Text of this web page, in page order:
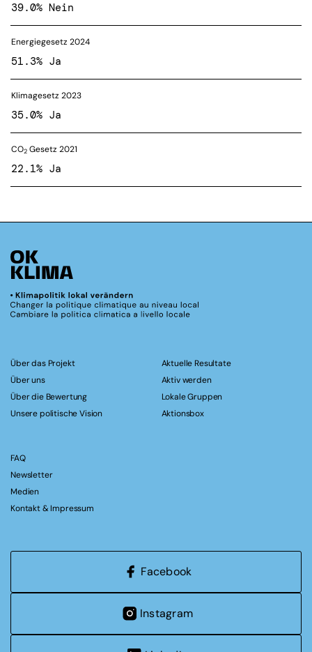
39.0% Nein
Energiegesetz 2024
51.3% Ja
Klimagesetz 2023
35.0% Ja
CO2 Gesetz 2021
22.1% Ja
Über das Projekt
Über uns
Über die Bewertung
Unsere politische Vision
Aktuelle Resultate
Aktiv werden
Lokale Gruppen
Aktionsbox
FAQ
Newsletter
Medien
Kontakt & Impressum
Facebook
Instagram